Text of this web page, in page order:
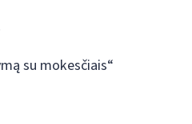
su mokesčiais“